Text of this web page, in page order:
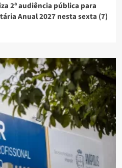
2ª audiência pública para
Anual 2027 nesta sexta (7)